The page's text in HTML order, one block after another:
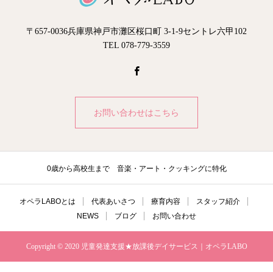
〒657-0036兵庫県神戸市灘区桜口町 3-1-9セントレ六甲102
TEL 078-779-3559
お問い合わせはこちら
0歳から高校生まで 音楽・アート・クッキングに特化
オペラLABOとは 代表あいさつ 療育内容
スタッフ紹介
NEWS
ブログ お問い合わせ
Copyright © 2020 児童発達支援★放課後デイサービス｜オペラLABO